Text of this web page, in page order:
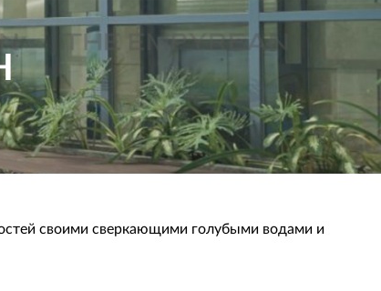
своими сверкающими голубыми водами и